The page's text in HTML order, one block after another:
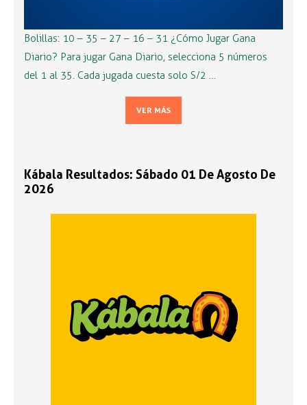
Bolillas: 10 – 35 – 27 – 16 – 31 ¿Cómo Jugar Gana
Diario? Para jugar Gana Diario, selecciona 5 números
del 1 al 35. Cada jugada cuesta solo S/2 …
VER MÁS
Kábala Resultados: Sábado 01 De Agosto De
2026